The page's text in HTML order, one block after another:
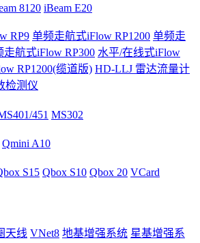
8120 iBeam E20
RP9 单频走航式iFlow RP1200 单频走
走航式iFlow RP300 水平/在线式iFlow
RP1200(缆道版) HD-LLJ 雷达流量计
检测仪
451 MS302
Qmini A10
S15 Qbox S10 Qbox 20 VCard
天线 VNet8 地基增强系统 星基增强系